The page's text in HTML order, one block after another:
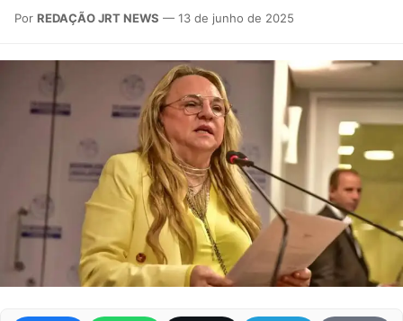
Por REDAÇÃO JRT NEWS — 13 de junho de 2025